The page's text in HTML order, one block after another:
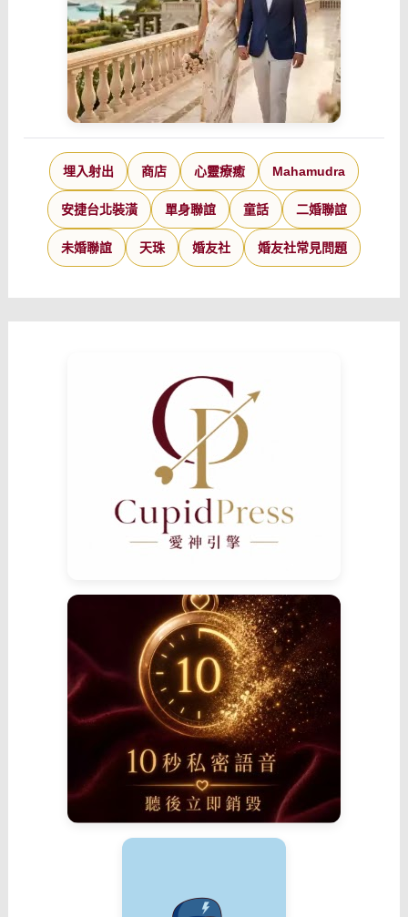
埋入射出 商店 心靈療癒 Mahamudra
安捷台北裝潢 單身聯誼 童話 二婚聯誼
未婚聯誼 天珠 婚友社 婚友社常見問題